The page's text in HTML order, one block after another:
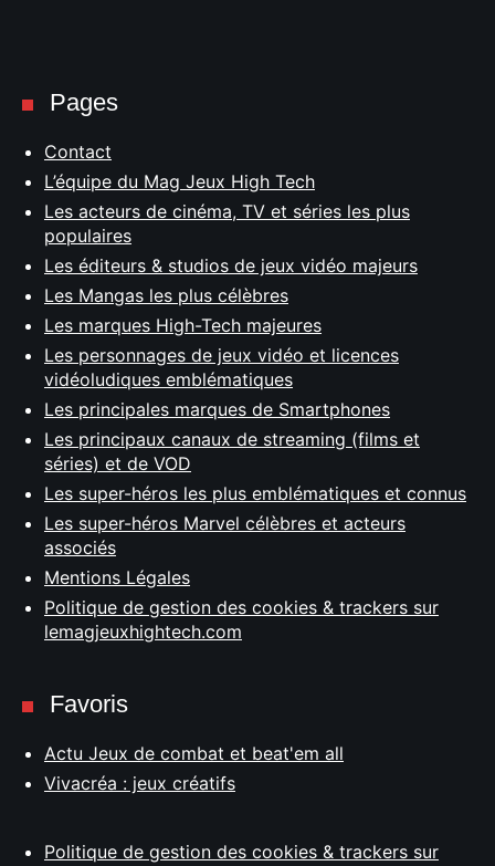
Pages
Contact
L’équipe du Mag Jeux High Tech
Les acteurs de cinéma, TV et séries les plus
populaires
Les éditeurs & studios de jeux vidéo majeurs
Les Mangas les plus célèbres
Les marques High-Tech majeures
Les personnages de jeux vidéo et licences
vidéoludiques emblématiques
Les principales marques de Smartphones
Les principaux canaux de streaming (films et
séries) et de VOD
Les super-héros les plus emblématiques et connus
Les super-héros Marvel célèbres et acteurs
associés
Mentions Légales
Politique de gestion des cookies & trackers sur
lemagjeuxhightech.com
Favoris
Actu Jeux de combat et beat'em all
Vivacréa : jeux créatifs
Politique de gestion des cookies & trackers sur